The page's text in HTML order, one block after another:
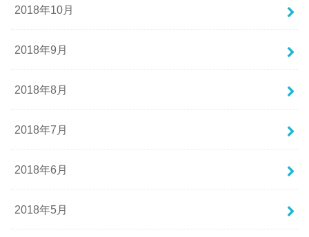
2018年10月
2018年9月
2018年8月
2018年7月
2018年6月
2018年5月